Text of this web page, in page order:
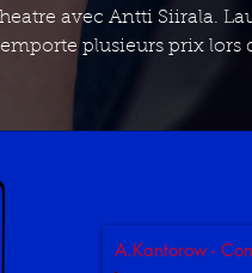
avec Antti Siirala.
plusieurs prix lors
A.Kantorow -